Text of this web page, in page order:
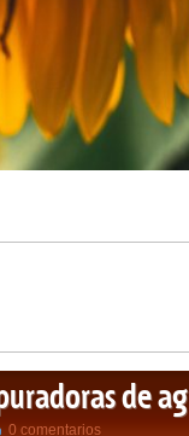
de
0 comentarios